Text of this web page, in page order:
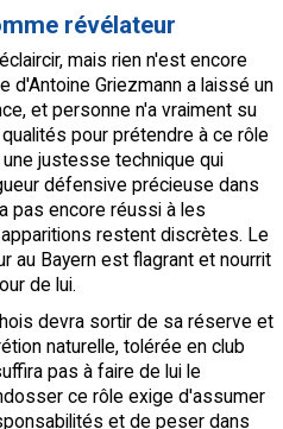
révélateur
mais rien n'est encore
d'Antoine Griezmann a laissé un
et personne n'a vraiment su
pour prétendre à ce rôle
justesse technique qui
défensive précieuse dans
pas encore réussi à les
restent discrètes. Le
au Bayern est flagrant et nourrit
de lui.
devra sortir de sa réserve et
naturelle, tolérée en club
pas à faire de lui le
ce rôle exige d'assumer
et de peser dans